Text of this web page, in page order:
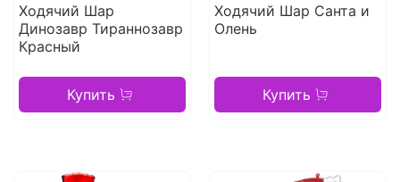
Ходячий Шар
Динозавр Тираннозавр
Красный
Купить
Ходячий Шар Санта и
Олень
Купить